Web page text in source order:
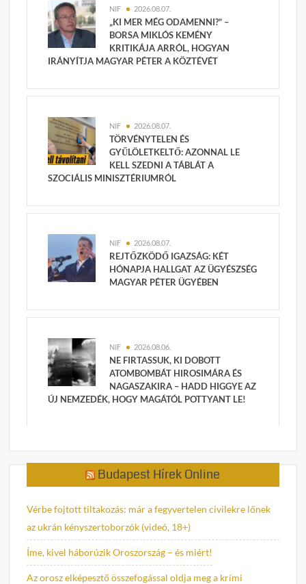
NIF 2026.08.07.
„KI MER MÉG ODAMENNI?” –
BORSA MIKLÓS KEMÉNY
KRITIKÁJA ARRÓL, HOGYAN
IRÁNYÍTJA MAGYAR PÉTER A KÖZTÉVÉT
NIF 2026.08.07.
TÖRVÉNYTELEN ÉS
GYŰLÖLETKELTŐ: AZONNAL LE
KELL SZEDNI A TÁBLÁT A
SZOCIÁLIS MINISZTÉRIUMRÓL
NIF 2026.08.07.
REJTŐZKÖDŐ IGAZSÁG: KÉT
HÓNAPJA HALLGAT AZ ÜGYÉSZSÉG
MAGYAR PÉTER ÜGYÉBEN
NIF 2026.08.06.
NE FIRTASSUK, KI DOBOTT
ATOMBOMBÁT HIROSIMÁRA ÉS
NAGASZAKIRA – HADD HIGGYE AZ
ÚJ NEMZEDÉK, HOGY MAGÁTÓL POTTYANT LE!
Budapest Hírek Online
Vérbe fojtott tiltakozás: már a fegyvertelen civilekre lőnek
az ukrán kényszertoborzók (videó, 18+)
Íme, kivel háborúzik Oroszország – és miért!
Az orosz elképesztő összefogással oldja meg a krími